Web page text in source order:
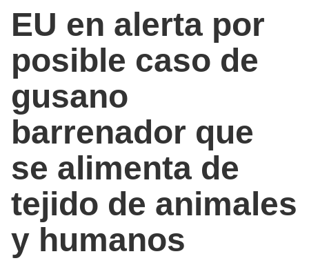
EU en alerta por
posible caso de
gusano
barrenador que
se alimenta de
tejido de animales
y humanos